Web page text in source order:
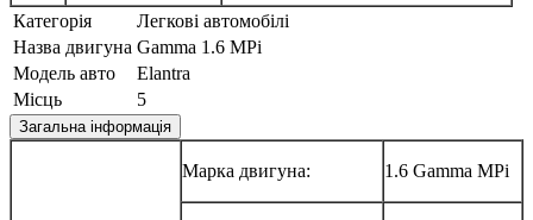
Категорія
Легкові автомобілі
Назва двигуна Gamma 1.6 MPi
Модель авто
Elantra
Місць
5
Загальна інформація
Марка двигуна: 1.6 Gamma MPi